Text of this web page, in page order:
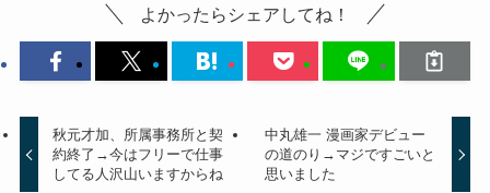
よかったらシェアしてね！
秋元才加、所属事務所と契
約終了→今はフリーで仕事
してる人沢山いますからね
中丸雄一 漫画家デビュー
の道のり→マジですごいと
思いました